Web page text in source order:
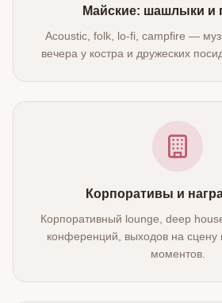
Майские: шашлыки и
Acoustic, folk, lo‑fi, campfire —
вечера у костра и дружеских
Корпоративы и
Корпоративный lounge, deep
конференций, выходов на сцену
моментов.